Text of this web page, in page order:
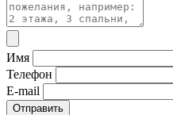
Имя
Телефон
E-mail
Отправить